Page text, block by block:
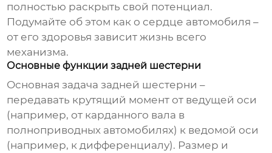
полностью раскрыть свой потенциал.
Подумайте об этом как о сердце автомобиля –
от его здоровья зависит жизнь всего
механизма.
Основные функции задней шестерни
Основная задачазадней шестерни –
передавать крутящий момент от ведущей оси
(например, от карданного вала в
полноприводных автомобилях) к ведомой оси
(например, к дифференциалу). Размер и